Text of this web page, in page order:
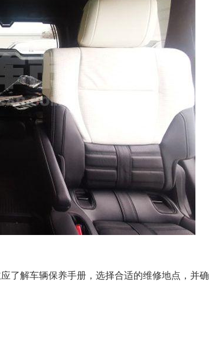
了解车辆保养手册，选择合适的维修地点，并确